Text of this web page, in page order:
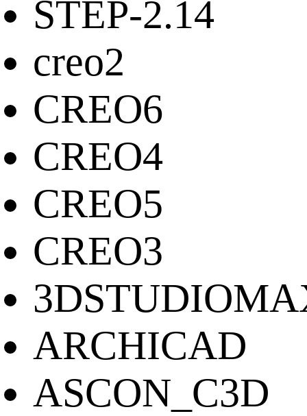
STEP-2.14
creo2
CREO6
CREO4
CREO5
CREO3
ARCHICAD
ASCON_C3D